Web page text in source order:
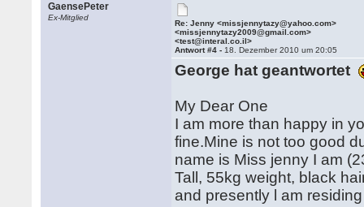
GaensePeter
Ex-Mitglied
Re: Jenny <missjennytazy@yahoo.com>
<missjennytazy2009@gmail.com>
<test@interal.co.il>
Antwort #4 - 18. Dezember 2010 um 20:05
George hat geantwortet
My Dear One
I am more than happy in
fine.Mine is not too good
name is Miss jenny I am
Tall, 55kg weight, black
and presently l am